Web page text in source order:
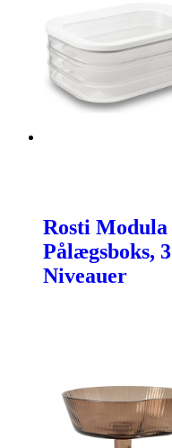
Rosti Modula
Pålægsboks, 3
Niveauer